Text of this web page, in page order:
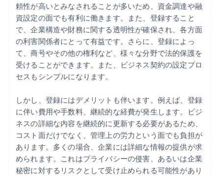
頼性が高いとみなされることが多いため、資金調達や融
資設定の面でも有利に働きます。また、登録すること
で、企業構造や財務に関する透明性が確保され、各方面
の利害関係者にとって有益です。さらに、登録によっ
て、商号やその他の権利など、様々な分野で法的保護を
受けることができます。また、ビジネス契約の設定プロ
セスもシンプルになります。
しかし、登録にはデメリットも伴います。例えば、登録
に伴い費用や手数料、継続的な経費が発生します。ビジ
ネスの詳細な内容を継続的に更新する必要があるため、
コスト面だけでなく、管理上の労力という面でも負担が
あります。多くの場合、企業には詳細な情報の提供が求
められます。これはプライバシーの侵害、あるいは企業
秘密に対するリスクとして受け止められる可能性があり